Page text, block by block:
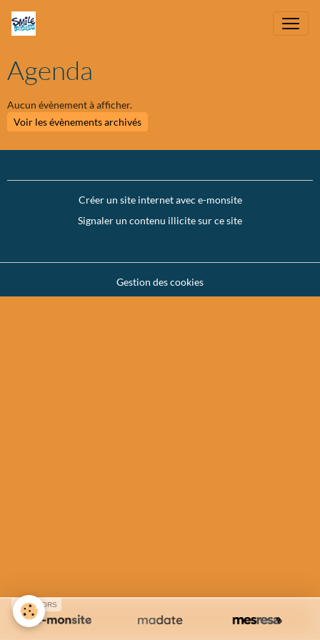
Agenda
Aucun évènement à afficher.
Voir les évènements archivés
Créer un site internet avec e-monsite
Signaler un contenu illicite sur ce site
Gestion des cookies
SPONSORS